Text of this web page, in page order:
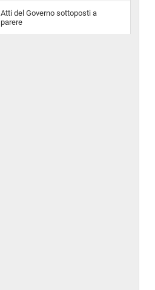
Atti del Governo sottoposti a
parere